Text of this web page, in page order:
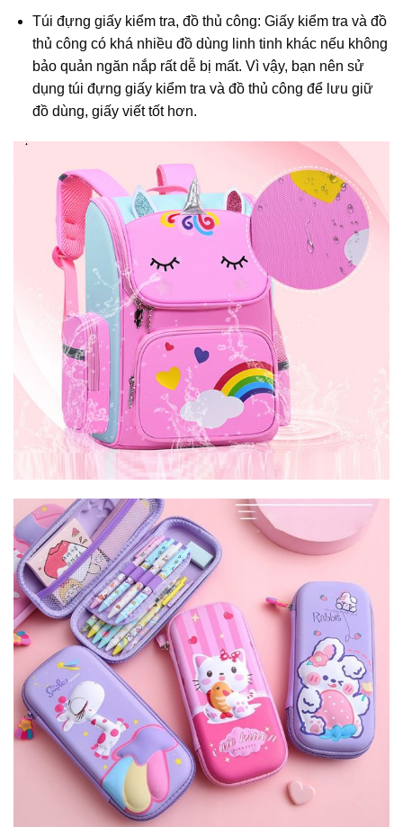
Túi đựng giấy kiểm tra, đồ thủ công: Giấy kiểm tra và đồ
thủ công có khá nhiều đồ dùng linh tinh khác nếu không
bảo quản ngăn nắp rất dễ bị mất. Vì vậy, bạn nên sử
dụng túi đựng giấy kiểm tra và đồ thủ công để lưu giữ
đồ dùng, giấy viết tốt hơn.